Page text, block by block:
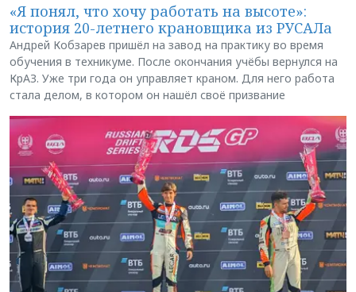
«Я понял, что хочу работать на высоте»:
история 20-летнего крановщика из РУСАЛа
Андрей Кобзарев пришёл на завод на практику во время
обучения в техникуме. После окончания учёбы вернулся на
КрАЗ. Уже три года он управляет краном. Для него работа
стала делом, в котором он нашёл своё призвание